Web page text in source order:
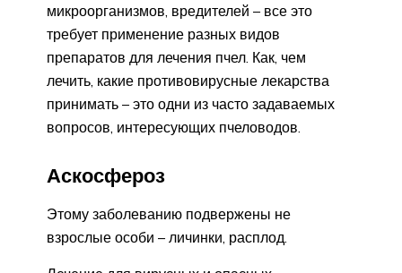
микроорганизмов, вредителей – все это
требует применение разных видов
препаратов для лечения пчел. Как, чем
лечить, какие противовирусные лекарства
принимать – это одни из часто задаваемых
вопросов, интересующих пчеловодов.
Аскосфероз
Этому заболеванию подвержены не
взрослые особи – личинки, расплод.